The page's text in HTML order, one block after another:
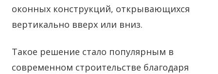
оконных конструкций, открывающихся
вертикально вверх или вниз.
Такое решение стало популярным в
современном строительстве благодаря